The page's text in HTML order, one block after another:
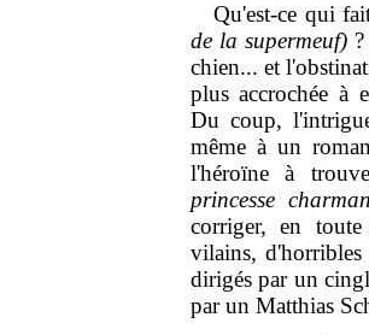
Qu'est-ce qui
de la supermeuf)?
chien... et
plus accrochée à
Du coup,
même à un
l'héroïne à
princesse
corriger, en
vilains, d'horribles
dirigés par un
par un Matthias